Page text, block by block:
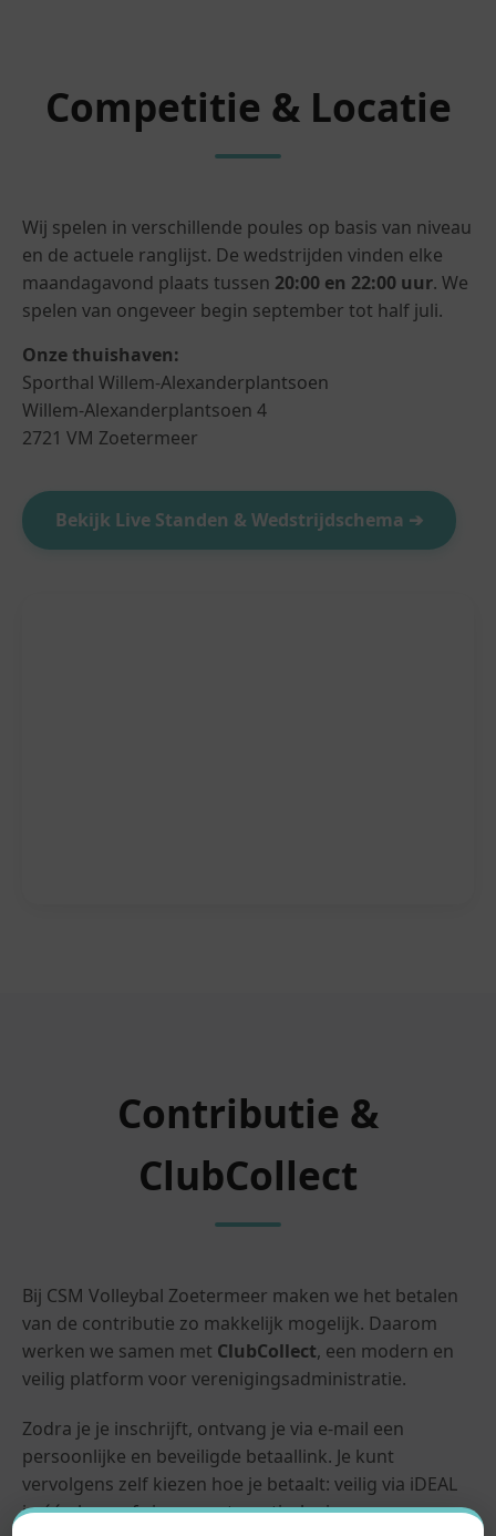
Competitie & Locatie
Wij spelen in verschillende poules op basis van niveau
en de actuele ranglijst. De wedstrijden vinden elke
maandagavond plaats tussen 20:00 en 22:00 uur. We
spelen van ongeveer begin september tot half juli.
Onze thuishaven:
Sporthal Willem-Alexanderplantsoen
Willem-Alexanderplantsoen 4
2721 VM Zoetermeer
Bekijk Live Standen & Wedstrijdschema ➔
Contributie &
ClubCollect
Bij CSM Volleybal Zoetermeer maken we het betalen
van de contributie zo makkelijk mogelijk. Daarom
werken we samen met ClubCollect, een modern en
veilig platform voor verenigingsadministratie.
Zodra je je inschrijft, ontvang je via e-mail een
persoonlijke en beveiligde betaallink. Je kunt
vervolgens zelf kiezen hoe je betaalt: veilig via iDEAL
in één keer, of via een automatische incasso